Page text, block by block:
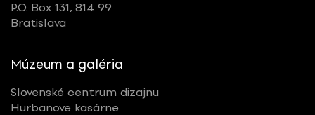
P.O. Box 131, 814 99
Bratislava
Múzeum a galéria
Slovenské centrum dizajnu
Hurbanove kasárne